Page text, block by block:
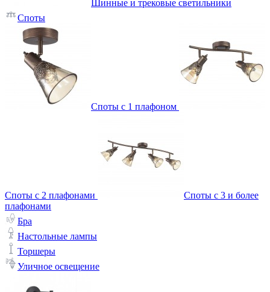
Шинные и трековые светильники
Споты
Споты с 1 плафоном
Споты с 2 плафонами
Споты с 3 и более
плафонами
Бра
Настольные лампы
Торшеры
Уличное освещение